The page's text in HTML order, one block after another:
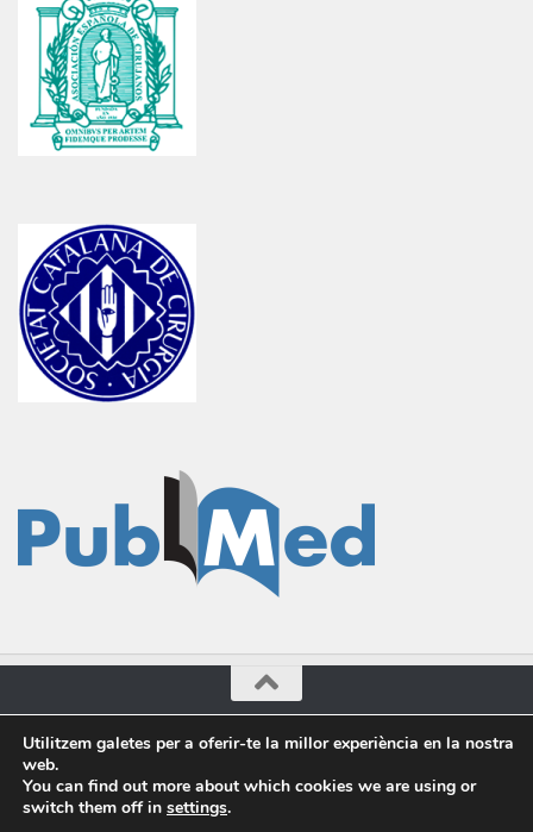
Cirugía General © 2016-2023. Administrado por Dr.Marcilla.
Utilitzem galetes per a oferir-te la millor experiència en la nostra
web.
You can find out more about which cookies we are using or
switch them off in settings.